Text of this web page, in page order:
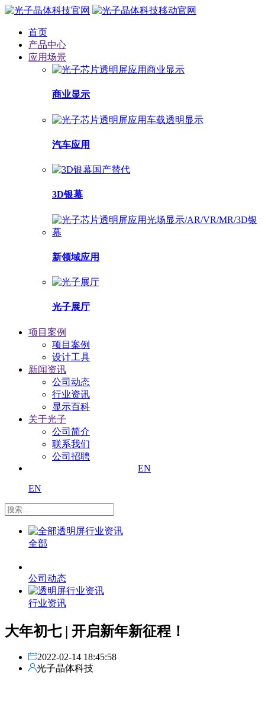
首页
产品中心
应用场景
商业显示
汽车应用
3D银幕
新领域应用
光子展厅
项目案例
项目案例
设计工具
新闻资讯
公司动态
行业资讯
显示百科
关于光子
公司简介
联系我们
公司招聘
EN
EN
全部
公司动态
行业资讯
大年初七 | 开启新年新征程！
2022-02-14 18:45:58
光子晶体科技